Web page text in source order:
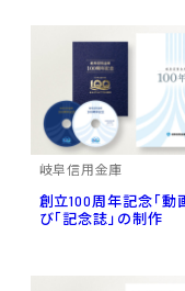
岐阜信用金庫
創立100周年記念「動
び「記念誌」の制作